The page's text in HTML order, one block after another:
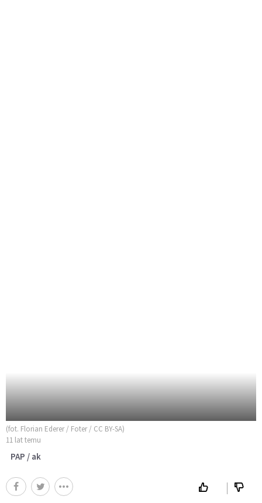
(fot. Florian Ederer / Foter / CC BY-SA)
11 lat temu
PAP / ak